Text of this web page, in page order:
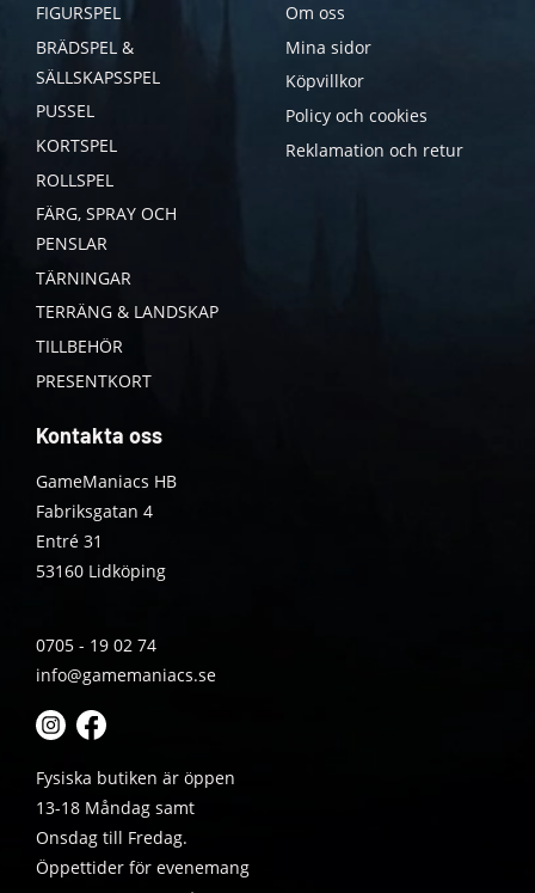
FIGURSPEL
BRÄDSPEL &
SÄLLSKAPSSPEL
PUSSEL
KORTSPEL
ROLLSPEL
FÄRG, SPRAY OCH
PENSLAR
TÄRNINGAR
TERRÄNG & LANDSKAP
TILLBEHÖR
PRESENTKORT
Om oss
Mina sidor
Köpvillkor
Policy och cookies
Reklamation och retur
Kontakta oss
GameManiacs HB
Fabriksgatan 4
Entré 31
53160 Lidköping
0705 - 19 02 74
info@gamemaniacs.se
Fysiska butiken är öppen
13-18 Måndag samt
Onsdag till Fredag.
Öppettider för evenemang